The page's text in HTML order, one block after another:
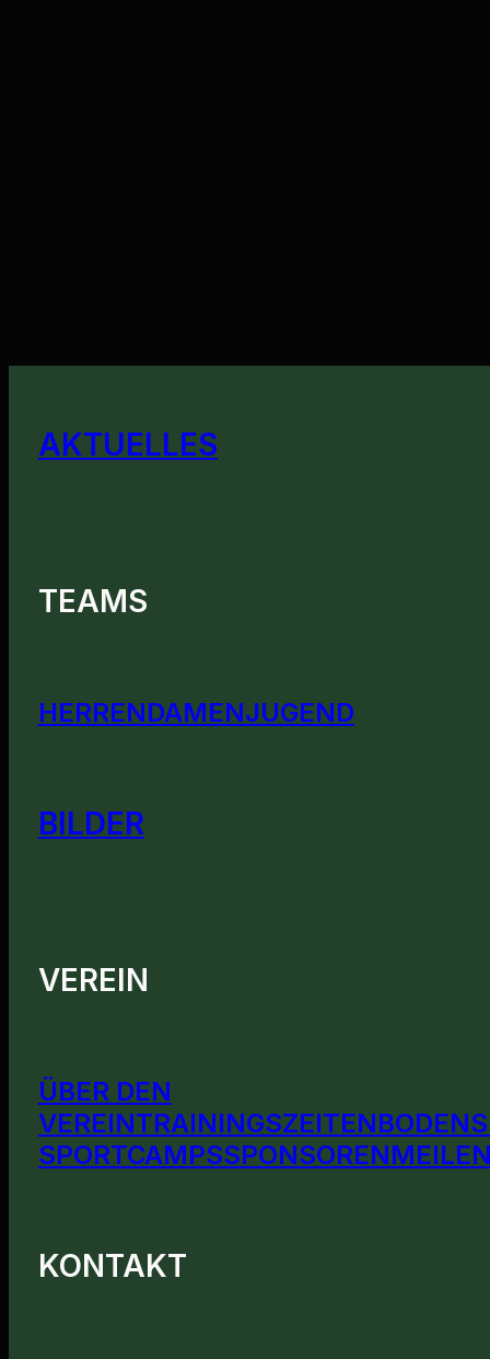
AKTUELLES
TEAMS
HERRENDAMENJUGEND
BILDER
VEREIN
ÜBER DEN
VEREINTRAININGSZEITEN
SPORTCAMPSSPONSOREN
KONTAKT